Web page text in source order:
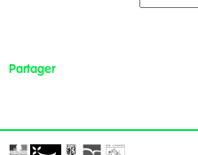
Partager